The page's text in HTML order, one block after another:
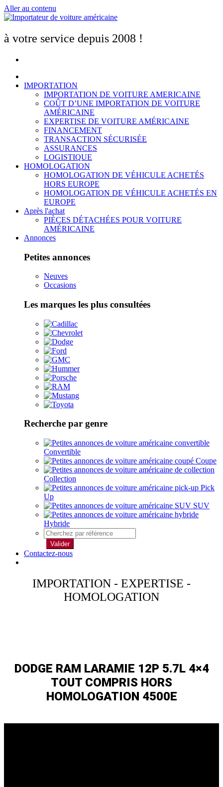
Aller au contenu
à votre service depuis 2008 !
IMPORTATION
IMPORTATION DE VOITURE AMERICAINE
COÛT D’UNE IMPORTATION DE VOITURE
AMÉRICAINE
EXPERTISE DE VOITURE AMÉRICAINE
FINANCEMENT
TRANSACTION SÉCURISÉE
ASSURANCES
LOGISTIQUE
HOMOLOGATION
HOMOLOGATION DE VÉHICULE ACHETÉS
HORS EUROPE
HOMOLOGATION DE VÉHICULE ACHETÉS EN
EUROPE
Après l'achat
PIÈCES DÉTACHÉES POUR VOITURE
AMÉRICAINE
Annonces
Petites annonces
Neuves
Occasions
Les marques les plus consultées
Recherche par genre
Convertible
Coupe
Collection
Pick
Up
SUV
Hybride
Valider
Contactez-nous
IMPORTATION - EXPERTISE -
HOMOLOGATION
DODGE RAM LARAMIE 12P 5.7L 4×4
TOUT COMPRIS HORS
HOMOLOGATION 4500E